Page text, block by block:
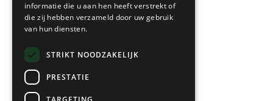
informatie die u aan hen heeft verstrekt of
die zij hebben verzameld door uw gebruik
van hun diensten.
STRIKT NOODZAKELIJK
PRESTATIE